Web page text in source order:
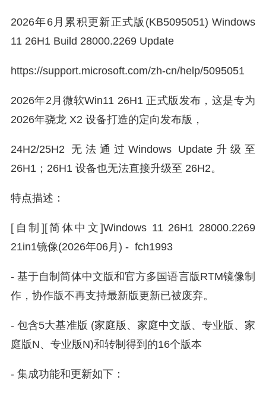
2026年6月累积更新正式版(KB5095051) Windows
11 26H1 Build 28000.2269 Update
https://support.microsoft.com/zh-cn/help/5095051
2026年2月微软Win11 26H1 正式版发布，这是专为
2026年骁龙 X2 设备打造的定向发布版，
24H2/25H2 无法通过Windows Update升级至
26H1；26H1 设备也无法直接升级至 26H2。
特点描述：
[自制][简体中文]Windows 11 26H1 28000.2269
21in1镜像(2026年06月) - fch1993
- 基于自制简体中文版和官方多国语言版RTM镜像制
作，协作版不再支持最新版更新已被废弃。
- 包含5大基准版 (家庭版、家庭中文版、专业版、家
庭版N、专业版N)和转制得到的16个版本
- 集成功能和更新如下：